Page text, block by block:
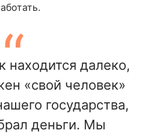
находится далеко,
«свой человек»
государства,
деньги. Мы